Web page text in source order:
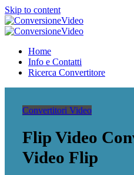
Skip to content
ConversioneVideo
Video Converter Software Offline
Home
Info e Contatti
Ricerca Convertitore
Convertitori Video
Flip Video
Video Flip